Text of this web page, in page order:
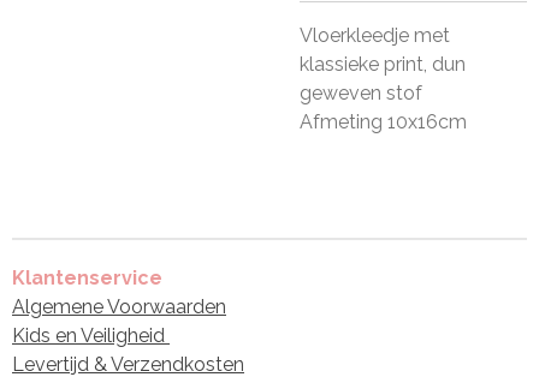
Vloerkleedje met
klassieke print, dun
geweven stof
Afmeting 10x16cm
Klantenservice
Algemene Voorwaarden
Kids en Veiligheid
Levertijd & Verzendkosten